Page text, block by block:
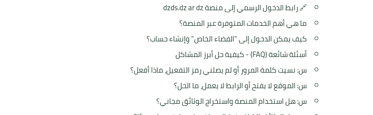
🔗 رابط الدخول الرسمي إلى منصة dzds.dz ar dz
ما هي أهم الخدمات المتوفرة عبر المنصة؟
كيف يمكن الدخول إلى "الفضاء الخاص" وإنشاء حساب؟
أسئلة شائعة (FAQ) - كيفية حل أبرز المشاكل
س: نسيت كلمة المرور أو لم يصلني رمز التفعيل، ماذا أفعل؟
س: الموقع لا يفتح أو الرابط لا يعمل، ما الحل؟
س: هل استخدام المنصة واستخراج الوثائق مجاني؟